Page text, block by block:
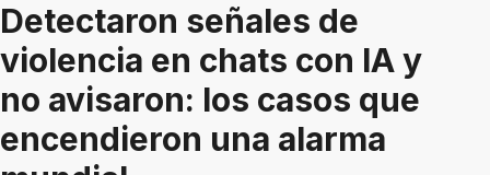
Detectaron señales de
violencia en chats con IA y
no avisaron: los casos que
encendieron una alarma